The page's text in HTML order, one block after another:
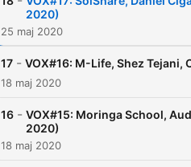
2020)
25 maj 2020
17 - VOX#16: M-Life, Shez Tejani,
18 maj 2020
16 - VOX#15: Moringa School,
2020)
18 maj 2020